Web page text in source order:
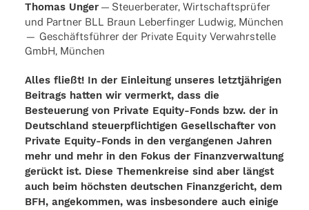
Thomas Unger— Steu­er­be­ra­ter, Wirt­schafts­prü­fer
und Part­ner BLL Braun Leber­fin­ger Ludwig, München
— Geschäfts­füh­rer der Private Equity Verwahr­stelle
GmbH, München
Alles fließt! In der Einleitung unseres letztjährigen
Beitrags hatten wir vermerkt, dass die
Besteuerung von Private Equity-Fonds bzw. der in
Deutschland steuerpflichtigen Gesellschafter von
Private Equity-Fonds in den vergangenen Jahren
mehr und mehr in den Fokus der Finanzverwaltung
gerückt ist. Diese Themenkreise sind aber längst
auch beim höchsten deutschen Finanzgericht, dem
BFH, angekommen, was insbesondere auch einige